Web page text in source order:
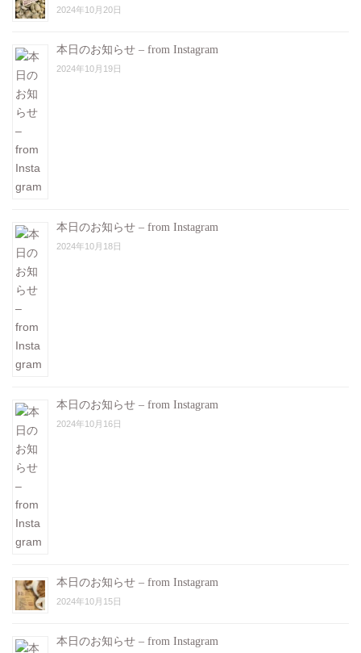
2024年10月20日
本日のお知らせ – from Instagram
2024年10月19日
本日のお知らせ – from Instagram
2024年10月18日
本日のお知らせ – from Instagram
2024年10月16日
本日のお知らせ – from Instagram
2024年10月15日
本日のお知らせ – from Instagram